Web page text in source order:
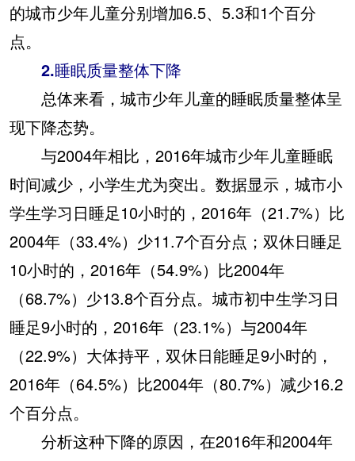
的城市少年儿童分别增加6.5、5.3和1个百分
点。
2.睡眠质量整体下降
总体来看，城市少年儿童的睡眠质量整体呈
现下降态势。
与2004年相比，2016年城市少年儿童睡眠
时间减少，小学生尤为突出。数据显示，城市小
学生学习日睡足10小时的，2016年（21.7%）比
2004年（33.4%）少11.7个百分点；双休日睡足
10小时的，2016年（54.9%）比2004年
（68.7%）少13.8个百分点。城市初中生学习日
睡足9小时的，2016年（23.1%）与2004年
（22.9%）大体持平，双休日能睡足9小时的，
2016年（64.5%）比2004年（80.7%）减少16.2
个百分点。
分析这种下降的原因，在2016年和2004年